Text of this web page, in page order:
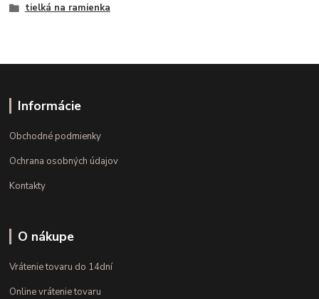
tielká na ramienka
Informácie
Obchodné podmienky
Ochrana osobných údajov
Kontakty
O nákupe
Vrátenie tovaru do 14dní
Online vrátenie tovaru